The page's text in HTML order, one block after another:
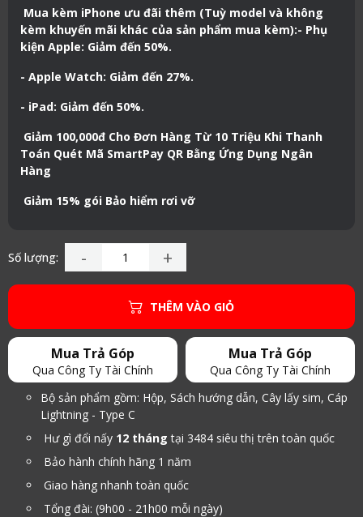
Mua kèm iPhone ưu đãi thêm (Tuỳ model và không
kèm khuyến mãi khác của sản phẩm mua kèm):- Phụ
kiện Apple: Giảm đến 50%.
- Apple Watch: Giảm đến 27%.
- iPad: Giảm đến 50%.
Giảm 100,000đ Cho Đơn Hàng Từ 10 Triệu Khi Thanh
Toán Quét Mã SmartPay QR Bằng Ứng Dụng Ngân
Hàng
Giảm 15% gói Bảo hiểm rơi vỡ
Số lượng: - +
THÊM VÀO GIỎ
Mua Trả Góp
Qua Công Ty Tài Chính
Mua Trả Góp
Qua Công Ty Tài Chính
Bộ sản phẩm gồm: Hộp, Sách hướng dẫn, Cây lấy sim, Cáp
Lightning - Type C
Hư gì đổi nấy 12 tháng tại 3484 siêu thị trên toàn quốc
Bảo hành chính hãng 1 năm
Giao hàng nhanh toàn quốc
Tổng đài: (9h00 - 21h00 mỗi ngày)